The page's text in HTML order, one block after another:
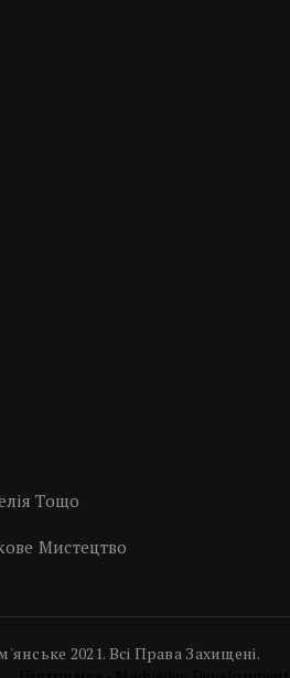
Тощо
Мистецтво
2021. Всі Права Захищені.